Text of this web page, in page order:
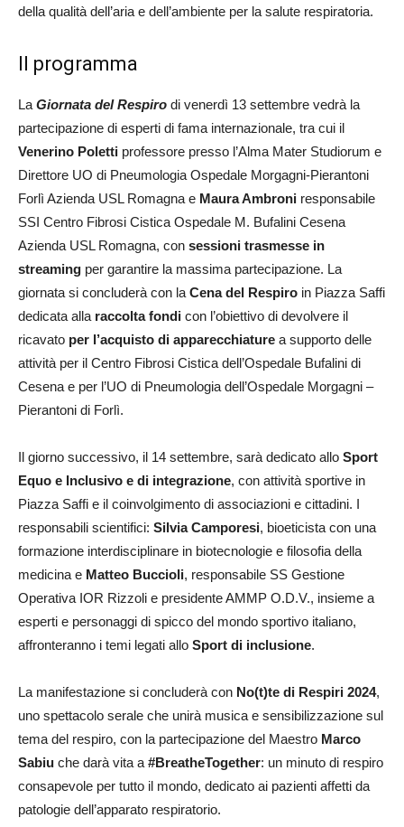
della qualità dell’aria e dell’ambiente per la salute respiratoria.
Il programma
La Giornata del Respiro di venerdì 13 settembre vedrà la
partecipazione di esperti di fama internazionale, tra cui il
Venerino Poletti professore presso l’Alma Mater Studiorum e
Direttore UO di Pneumologia Ospedale Morgagni-Pierantoni
Forlì Azienda USL Romagna e Maura Ambroni responsabile
SSI Centro Fibrosi Cistica Ospedale M. Bufalini Cesena
Azienda USL Romagna, con sessioni trasmesse in
streaming per garantire la massima partecipazione. La
giornata si concluderà con la Cena del Respiro in Piazza Saffi
dedicata alla raccolta fondi con l’obiettivo di devolvere il
ricavato per l’acquisto di apparecchiature a supporto delle
attività per il Centro Fibrosi Cistica dell’Ospedale Bufalini di
Cesena e per l’UO di Pneumologia dell’Ospedale Morgagni –
Pierantoni di Forlì.
Il giorno successivo, il 14 settembre, sarà dedicato allo Sport
Equo e Inclusivo e di integrazione, con attività sportive in
Piazza Saffi e il coinvolgimento di associazioni e cittadini. I
responsabili scientifici: Silvia Camporesi, bioeticista con una
formazione interdisciplinare in biotecnologie e filosofia della
medicina e Matteo Buccioli, responsabile SS Gestione
Operativa IOR Rizzoli e presidente AMMP O.D.V., insieme a
esperti e personaggi di spicco del mondo sportivo italiano,
affronteranno i temi legati allo Sport di inclusione.
La manifestazione si concluderà con No(t)te di Respiri 2024,
uno spettacolo serale che unirà musica e sensibilizzazione sul
tema del respiro, con la partecipazione del Maestro Marco
Sabiu che darà vita a #BreatheTogether: un minuto di respiro
consapevole per tutto il mondo, dedicato ai pazienti affetti da
patologie dell’apparato respiratorio.